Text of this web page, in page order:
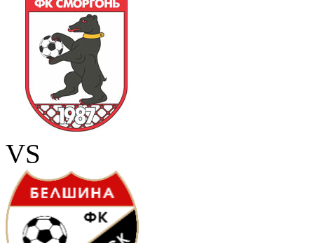
VS